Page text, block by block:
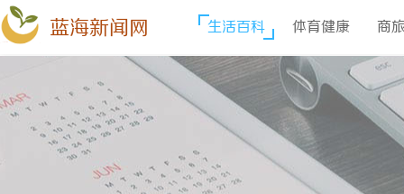
蓝海新闻网 生活百科 体育健康 商